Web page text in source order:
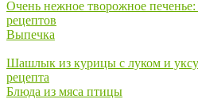
Очень нежное творожное
рецептов
Выпечка
Шашлык из курицы с луком и
рецепта
Блюда из мяса птицы